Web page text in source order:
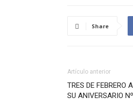
Share
Artículo anterior
TRES DE FEBRERO
SU ANIVERSARIO